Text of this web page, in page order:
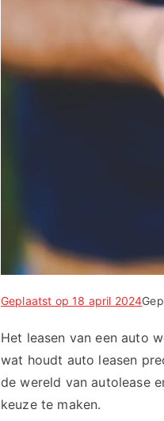
Geplaatst op18 april 2024
Het leasen van een auto
wat houdt auto leasen
de wereld van autolease
keuze te maken.